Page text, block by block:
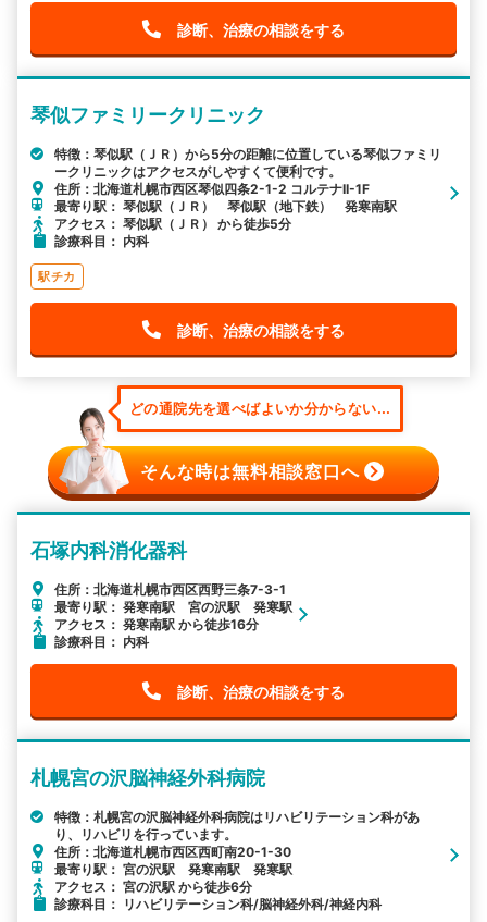
診断、治療の相談をする
琴似ファミリークリニック
特徴：琴似駅（ＪＲ）から5分の距離に位置している琴似ファミリ
ークリニックはアクセスがしやすくて便利です。
住所：北海道札幌市西区琴似四条2-1-2 コルテナII-1F
最寄り駅： 琴似駅（ＪＲ） 琴似駅（地下鉄） 発寒南駅
アクセス： 琴似駅（ＪＲ） から徒歩5分
診療科目： 内科
駅チカ
診断、治療の相談をする
どの通院先を選べばよいか分からない...
そんな時は無料相談窓口へ
石塚内科消化器科
住所：北海道札幌市西区西野三条7-3-1
最寄り駅： 発寒南駅 宮の沢駅 発寒駅
アクセス： 発寒南駅 から徒歩16分
診療科目： 内科
診断、治療の相談をする
札幌宮の沢脳神経外科病院
特徴：札幌宮の沢脳神経外科病院はリハビリテーション科があ
り、リハビリを行っています。
住所：北海道札幌市西区西町南20-1-30
最寄り駅： 宮の沢駅 発寒南駅 発寒駅
アクセス： 宮の沢駅 から徒歩6分
診療科目： リハビリテーション科/脳神経外科/神経内科